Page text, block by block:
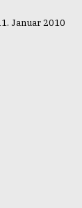
Januar 2010